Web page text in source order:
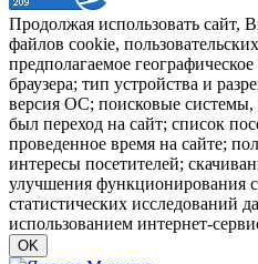
Продолжая использовать сайт,
файлов cookie,
предполагаемое
браузера; тип устройства и
версия ОС; поисковые
был переход на сайт; список
проведенное время на сайте;
интересы посетителей;
улучшения функционирования
статистических исследований
использованием интернет-
OK